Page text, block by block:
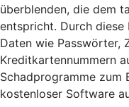
überblenden, die dem
entspricht. Durch diese
Daten wie Passwörter,
Kreditkartennummern
Schadprogramme zum
kostenloser Software